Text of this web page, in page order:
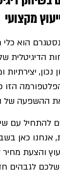
מקצועי
הוא
הדיגיטלית
נכון,
הזו
את ההשפעה של
להתחיל עם
אנחנו כאן
והצעת
שלכם לגבהים